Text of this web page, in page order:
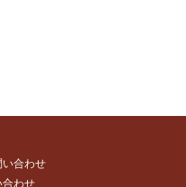
い合わせ
合わせ